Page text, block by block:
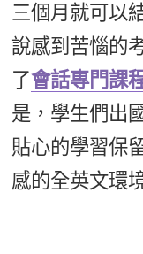
三個月就可以
說感到苦惱的
了會話專門課
是，學生們出
貼心的學習保
感的全英文環